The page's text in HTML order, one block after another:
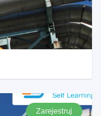
Zarejestruj